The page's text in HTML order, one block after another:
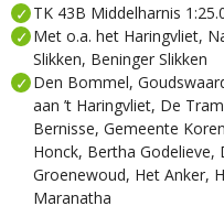
TK 43B Middelharnis
Met o.a. het Haringvliet,
Slikken, Beninger Slikken
Den Bommel,
aan ’t Haringvliet, De
Bernisse, Gemeente
Honck, Bertha Godelieve,
Groenewoud, Het Anker,
Maranatha